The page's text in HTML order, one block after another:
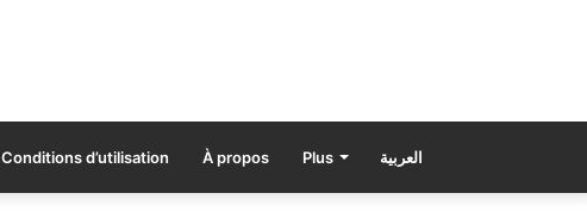
Conditions d’utilisation À propos Plus العربية